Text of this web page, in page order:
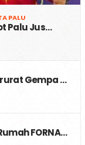
PALU
Palu Jus…
Gempa …
FORNA…